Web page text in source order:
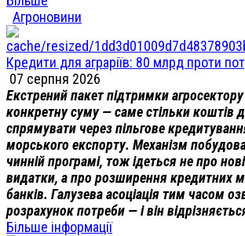
Агроновини
Кредити для аграріїв: 80 млрд проти
07 серпня 2026
Екстрений пакет підтримки
конкретну суму — саме стільки коштів
спрямувати через пільгове
морського експорту. Механізм
чинній програмі, тож ідеться не про
видатки, а про розширення кредитних
банків. Галузева асоціація тим часом
розрахунок потреби — і він
Більше інформації